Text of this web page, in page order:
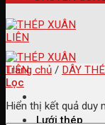
Lưới thép
Trang chủ / DÂY
Lọc
Hiển thị kết quả duy